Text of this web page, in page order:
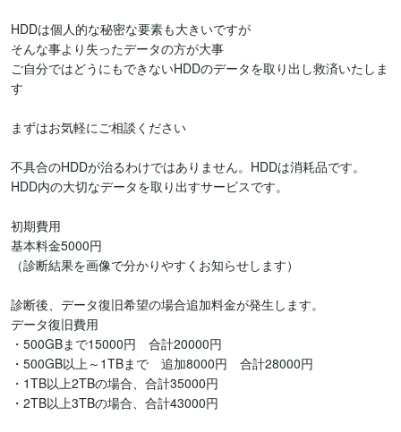
HDDは個人的な秘密な要素も大きいですが
そんな事より失ったデータの方が大事
ご自分ではどうにもできないHDDのデータを取り出し救済いたしま
す
まずはお気軽にご相談ください
不具合のHDDが治るわけではありません。HDDは消耗品です。
HDD内の大切なデータを取り出すサービスです。
初期費用
基本料金5000円
（診断結果を画像で分かりやすくお知らせします）
診断後、データ復旧希望の場合追加料金が発生します。
データ復旧費用
・500GBまで15000円　合計20000円
・500GB以上～1TBまで　追加8000円　合計28000円
・1TB以上2TBの場合、合計35000円
・2TB以上3TBの場合、合計43000円